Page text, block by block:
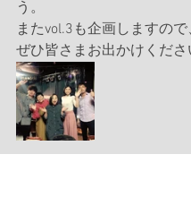
う。
またvol.3も企画しますの
ぜひ皆さまお出かけくださ